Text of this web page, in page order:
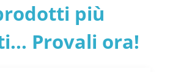
più
Provali ora!